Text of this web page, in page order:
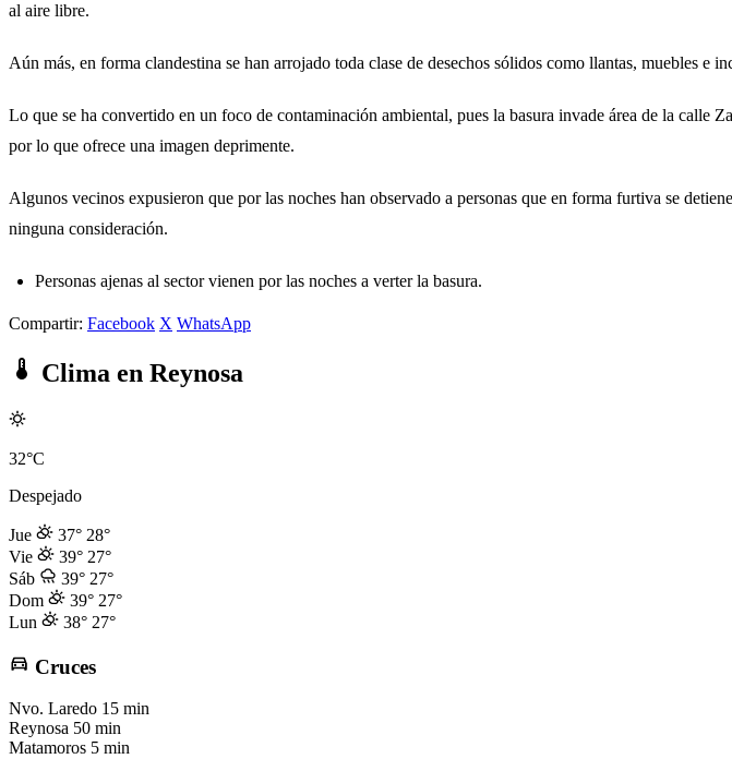
al aire libre.
Aún más, en forma clandestina se han arrojado toda clase de desechos sólidos como llantas, muebles e
Lo que se ha convertido en un foco de contaminación ambiental, pues la basura invade área de la calle
por lo que ofrece una imagen deprimente.
Algunos vecinos expusieron que por las noches han observado a personas que en forma furtiva se
ninguna consideración.
Personas ajenas al sector vienen por las noches a verter la basura.
Compartir: Facebook X WhatsApp
Clima en Reynosa
32°C
Despejado
Jue 37° 28°
Vie
39° 27°
Sáb
39° 27°
Dom
39° 27°
Lun
38° 27°
Cruces
Nvo. Laredo 15 min
Reynosa 50 min
Matamoros 5 min